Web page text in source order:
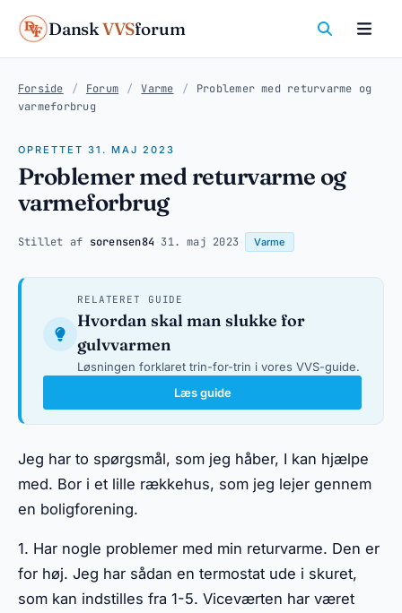
DanskVVSforum
Forside / Forum / Varme /
Problemer med returvarme og
varmeforbrug
OPRETTET 31. MAJ 2023
Problemer med returvarme og
varmeforbrug
Stillet af sorensen84 31. maj 2023 Varme
RELATERET GUIDE
Hvordan skal man slukke for
gulvvarmen
Løsningen forklaret trin-for-trin i vores VVS-guide.
Læs guide
Jeg har to spørgsmål, som jeg håber, I kan hjælpe
med. Bor i et lille rækkehus, som jeg lejer gennem
en boligforening.
1. Har nogle problemer med min returvarme. Den er
for høj. Jeg har sådan en termostat ude i skuret,
som kan indstilles fra 1-5. Viceværten har været